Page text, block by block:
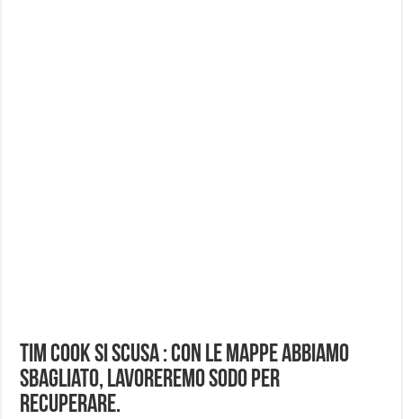
Tim Cook si scusa : Con le mappe abbiamo
sbagliato, lavoreremo sodo per
recuperare.